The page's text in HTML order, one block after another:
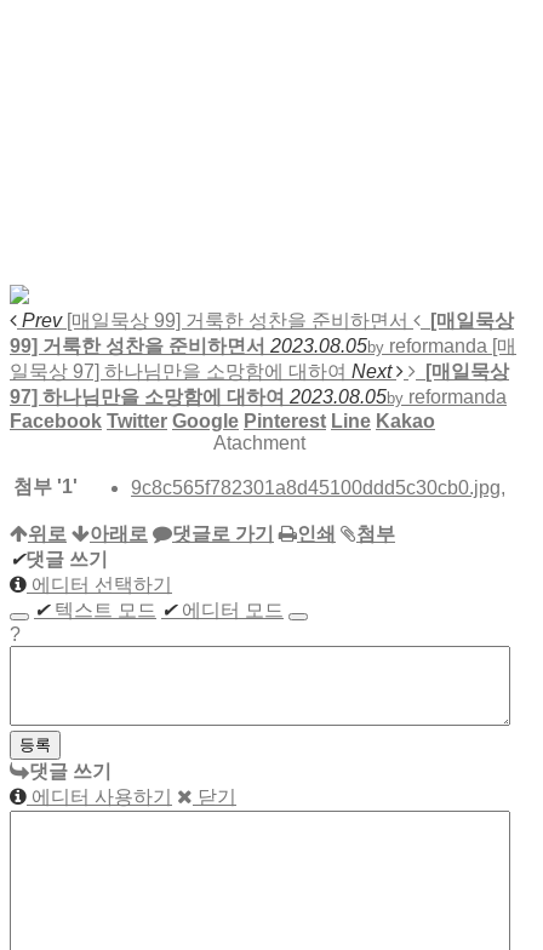
Prev[매일묵상 99] 거룩한 성찬을 준비하면서
[매일묵상
99] 거룩한 성찬을 준비하면서 2023.08.05by reformanda [매
일묵상 97] 하나님만을 소망함에 대하여 Next
[매일묵상
97] 하나님만을 소망함에 대하여 2023.08.05by reformanda
Facebook Twitter Google Pinterest Line Kakao
Atachment
첨부 '1' 9c8c565f782301a8d45100ddd5c30cb0.jpg,
위로 아래로 댓글로 가기 인쇄
첨부
✔댓글 쓰기
에디터 선택하기
✔ 텍스트 모드 ✔ 에디터 모드
?
댓글 쓰기
에디터 사용하기
닫기